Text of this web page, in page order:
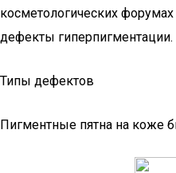
косметологических
дефекты гиперпигментации.
Типы дефектов
Пигментные пятна на коже